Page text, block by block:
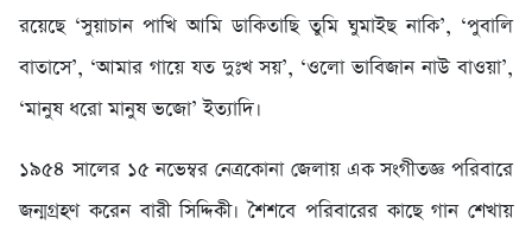
রয়েছে ‘সুয়াচান পাখি আমি ডাকিতাছি তুমি ঘুমাইছ নাকি’, ‘পুবালি
বাতাসে’, ‘আমার গায়ে যত দুঃখ সয়’, ‘ওলো ভাবিজান নাউ বাওয়া’,
‘মানুষ ধরো মানুষ ভজো’ ইত্যাদি।
১৯৫৪ সালের ১৫ নভেম্বর নেত্রকোনা জেলায় এক সংগীতজ্ঞ পরিবারে
জন্মগ্রহণ করেন বারী সিদ্দিকী। শৈশবে পরিবারের কাছে গান শেখায়